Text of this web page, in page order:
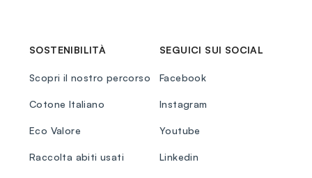
SOSTENIBILITÀ
Scopri il nostro percorso
Cotone Italiano
Eco Valore
Raccolta abiti usati
SEGUICI SUI SOCIAL
Facebook
Instagram
Youtube
Linkedin